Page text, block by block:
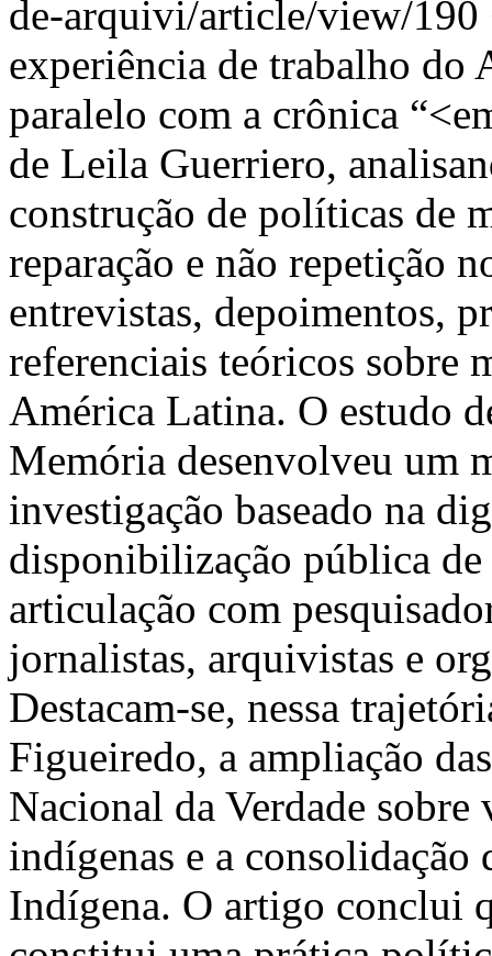
de-arquivi/article/view/190
experiência de trabalho do
paralelo com a crônica
de Leila Guerriero,
construção de políticas de
reparação e não repetição
entrevistas, depoimentos,
referenciais teóricos sobre
América Latina. O estudo
Memória desenvolveu um
investigação baseado na
disponibilização pública
articulação com
jornalistas, arquivistas e
Destacam-se, nessa
Figueiredo, a ampliação
Nacional da Verdade
indígenas e a
Indígena. O artigo conclui